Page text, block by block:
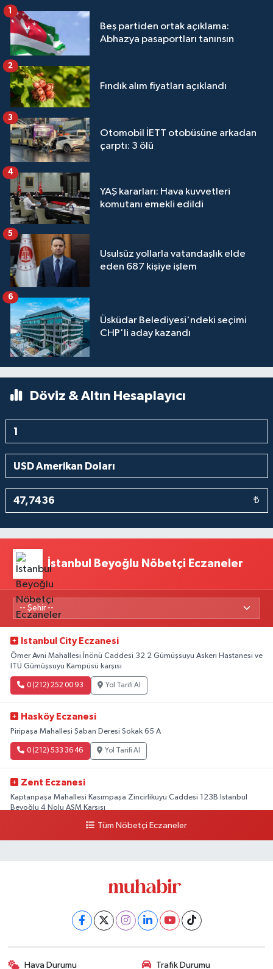
Beş partiden ortak açıklama:
Abhazya pasaportları tanınsın
1
Fındık alım fiyatları açıklandı
2
Otomobil İETT otobüsüne arkadan
çarptı: 3 ölü
3
YAŞ kararları: Hava kuvvetleri
komutanı emekli edildi
4
Usulsüz yollarla vatandaşlık elde
eden 687 kişiye işlem
5
Üsküdar Belediyesi'ndeki seçimi
CHP'li aday kazandı
6
Döviz & Altın Hesaplayıcı
₺
İstanbul Beyoğlu Nöbetçi Eczaneler
Istanbul City Eczanesi
Ömer Avni Mahallesi İnönü Caddesi 32 2 Gümüşsuyu Askeri Hastanesi ve
İTÜ Gümüşsuyu Kampüsü karşısı
0 (212) 252 00 93 Yol Tarifi Al
Hasköy Eczanesi
Piripaşa Mahallesi Şaban Deresi Sokak 65 A
0 (212) 533 36 46 Yol Tarifi Al
Zent Eczanesi
Kaptanpaşa Mahallesi Kasımpaşa Zincirlikuyu Caddesi 123B İstanbul
Beyoğlu 4 Nolu ASM Karşısı
Yol Tarifi Al
Tüm Nöbetçi Eczaneler
Hava Durumu Trafik Durumu